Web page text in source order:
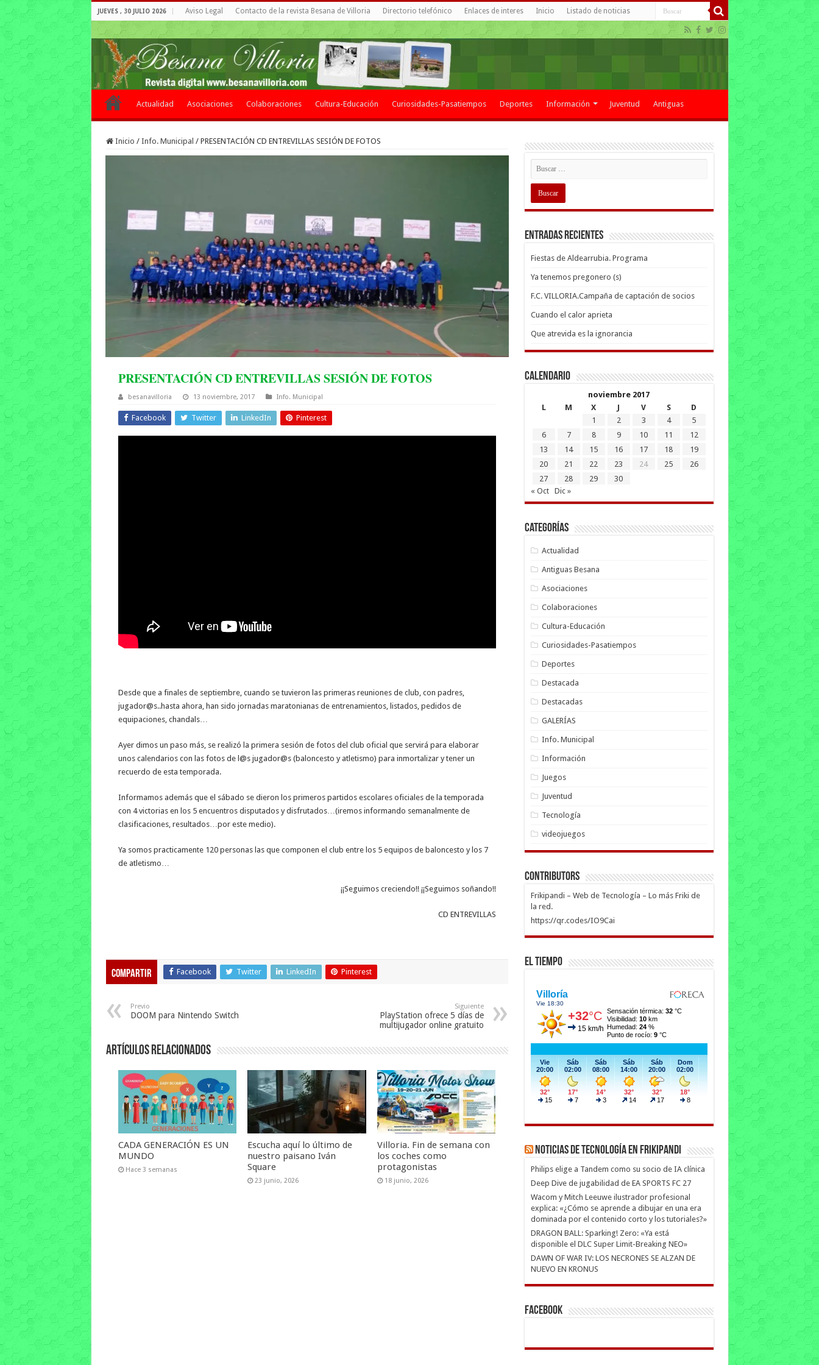
JUEVES , 30 JULIO 2026 Aviso Legal Contacto de la revista Besana de Villoria Directorio telefónico Enlaces de interes Inicio Listado de noticias
Actualidad Asociaciones Colaboraciones Cultura-Educación Curiosidades-Pasatiempos Deportes Información Juventud Antiguas
Inicio / Info. Municipal / PRESENTACIÓN CD ENTREVILLAS SESIÓN DE FOTOS
PRESENTACIÓN CD ENTREVILLAS SESIÓN DE FOTOS
besanavilloria 13 noviembre, 2017 Info. Municipal
Facebook Twitter LinkedIn Pinterest
Desde que a finales de septiembre, cuando se tuvieron las primeras reuniones de club, con padres,
jugador@s..hasta ahora, han sido jornadas maratonianas de entrenamientos, listados, pedidos de
equipaciones, chandals…
Ayer dimos un paso más, se realizó la primera sesión de fotos del club oficial que servirá para elaborar
unos calendarios con las fotos de l@s jugador@s (baloncesto y atletismo) para inmortalizar y tener un
recuerdo de esta temporada.
Informamos además que el sábado se dieron los primeros partidos escolares oficiales de la temporada
con 4 victorias en los 5 encuentros disputados y disfrutados…(iremos informando semanalmente de
clasificaciones, resultados…por este medio).
Ya somos practicamente 120 personas las que componen el club entre los 5 equipos de baloncesto y los 7
de atletismo…
¡¡Seguimos creciendo!! ¡¡Seguimos soñando!!
CD ENTREVILLAS
Compartir Facebook Twitter LinkedIn Pinterest
Previo
DOOM para Nintendo Switch
Siguiente
PlayStation ofrece 5 días de
multijugador online gratuito
Artículos relacionados
CADA GENERACIÓN ES UN
MUNDO
Hace 3 semanas
Escucha aquí lo último de
nuestro paisano Iván
Square
23 junio, 2026
Villoria. Fin de semana con
los coches como
protagonistas
18 junio, 2026
Entradas recientes
Fiestas de Aldearrubia. Programa
Ya tenemos pregonero (s)
F.C. VILLORIA.Campaña de captación de socios
Cuando el calor aprieta
Que atrevida es la ignorancia
Calendario
noviembre 2017
L
M X J V S
D
1
2 3 4
5
6
7 8 9 10 11
12
13
14 15 16 17 18
19
20
21 22 23 24 25
26
27
28 29
30
« Oct
Dic »
Categorías
Actualidad
Antiguas Besana
Asociaciones
Colaboraciones
Cultura-Educación
Curiosidades-Pasatiempos
Deportes
Destacada
Destacadas
GALERÍAS
Info. Municipal
Información
Juegos
Juventud
Tecnología
videojuegos
Contributors
Frikipandi – Web de Tecnología – Lo más Friki de
la red.
https://qr.codes/IO9Cai
El Tiempo
Noticias de Tecnología en Frikipandi
Philips elige a Tandem como su socio de IA clínica
Deep Dive de jugabilidad de EA SPORTS FC 27
Wacom y Mitch Leeuwe ilustrador profesional
explica: «¿Cómo se aprende a dibujar en una era
dominada por el contenido corto y los tutoriales?»
DRAGON BALL: Sparking! Zero: «Ya está
disponible el DLC Super Limit-Breaking NEO»
DAWN OF WAR IV: LOS NECRONES SE ALZAN DE
NUEVO EN KRONUS
Facebook